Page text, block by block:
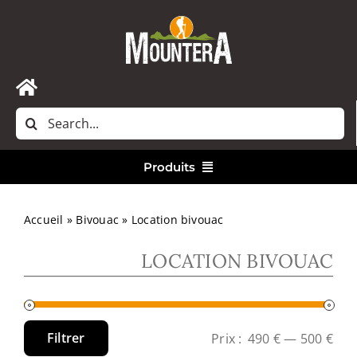
Toggle
Navigation
Accueil
Rechercher:
Produits
Randonnée
Accueil » Bivouac » Location bivouac
LOCATION BIVOUAC
Prix
Prix Filtrer Prix : 490 €— 500 €